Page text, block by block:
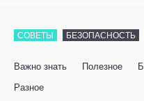
СОВЕТЫ БЕЗОПАСНОСТЬ
Важно знать Полезное
Разное